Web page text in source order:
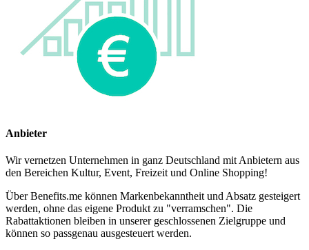
Anbieter
Wir vernetzen Unternehmen in ganz Deutschland mit Anbietern aus
den Bereichen Kultur, Event, Freizeit und Online Shopping!
Über Benefits.me können Markenbekanntheit und Absatz gesteigert
werden, ohne das eigene Produkt zu "verramschen". Die
Rabattaktionen bleiben in unserer geschlossenen Zielgruppe und
können so passgenau ausgesteuert werden.